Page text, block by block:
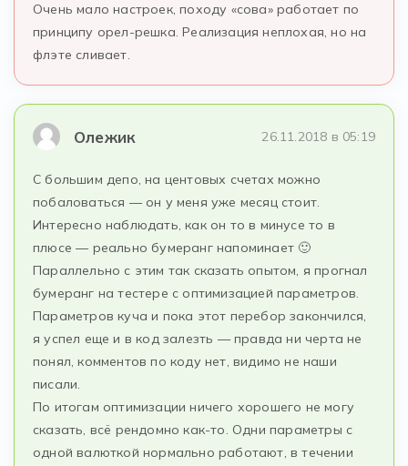
Очень мало настроек, походу «сова» работает по
принципу орел-решка. Реализация неплохая, но на
флэте сливает.
Олежик 26.11.2018 в 05:19
С большим депо, на центовых счетах можно
побаловаться — он у меня уже месяц стоит.
Интересно наблюдать, как он то в минусе то в
плюсе — реально бумеранг напоминает 🙂
Параллельно с этим так сказать опытом, я прогнал
бумеранг на тестере с оптимизацией параметров.
Параметров куча и пока этот перебор закончился,
я успел еще и в код залезть — правда ни черта не
понял, комментов по коду нет, видимо не наши
писали.
По итогам оптимизации ничего хорошего не могу
сказать, всё рендомно как-то. Одни параметры с
одной валюткой нормально работают, в течении